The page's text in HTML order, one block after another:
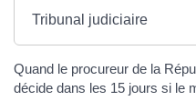
Tribunal judiciaire
Quand le procureur de la
décide dans les 15 jours si le